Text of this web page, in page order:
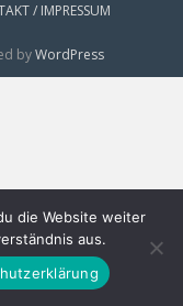
/ IMPRESSUM
byWordPress
die Website weiter
aus.